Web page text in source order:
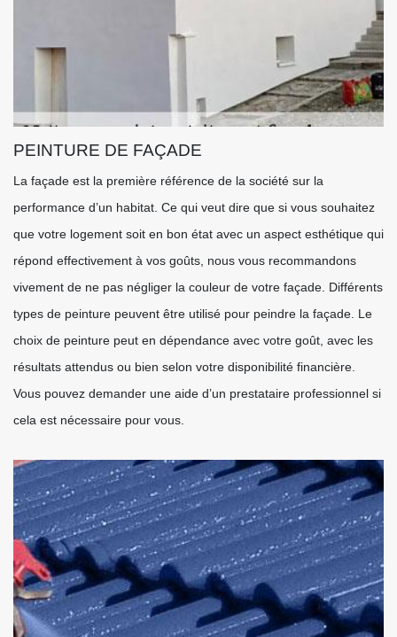
PEINTURE DE FAÇADE
La façade est la première référence de la société sur la
performance d’un habitat. Ce qui veut dire que si vous souhaitez
que votre logement soit en bon état avec un aspect esthétique qui
répond effectivement à vos goûts, nous vous recommandons
vivement de ne pas négliger la couleur de votre façade. Différents
types de peinture peuvent être utilisé pour peindre la façade. Le
choix de peinture peut en dépendance avec votre goût, avec les
résultats attendus ou bien selon votre disponibilité financière.
Vous pouvez demander une aide d’un prestataire professionnel si
cela est nécessaire pour vous.